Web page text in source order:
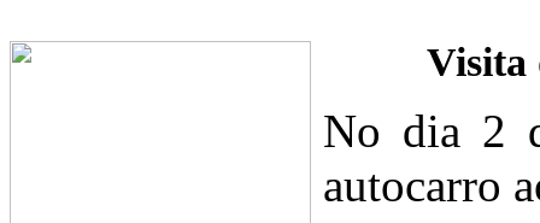
Visita
No dia 2
autocarro